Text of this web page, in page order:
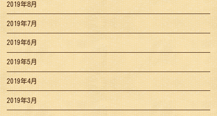
2019年8月
2019年7月
2019年6月
2019年5月
2019年4月
2019年3月